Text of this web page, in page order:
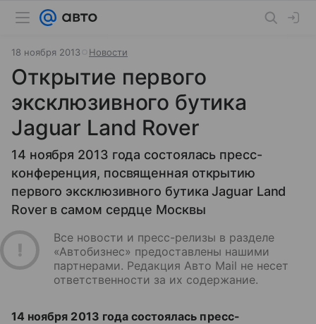
18 ноября 2013 Новости
Открытие первого
эксклюзивного бутика
Jaguar Land Rover
14 ноября 2013 года состоялась пресс-
конференция, посвященная открытию
первого эксклюзивного бутика Jaguar Land
Rover в самом сердце Москвы
Все новости и пресс-релизы в разделе
«Автобизнес» предоставлены нашими
партнерами. Редакция Авто Mail не несет
ответственности за их содержание.
14 ноября 2013 года состоялась пресс-